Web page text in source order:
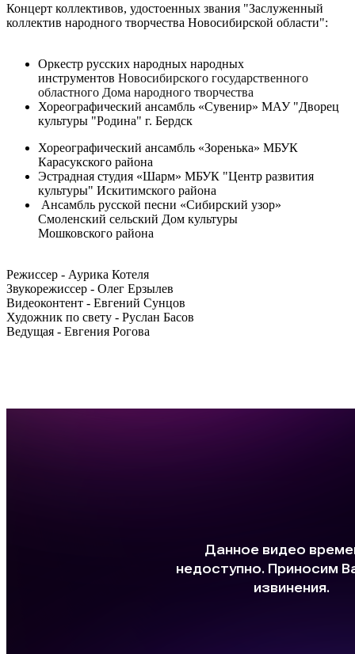
Концерт коллективов, удостоенных звания "Заслуженный
коллектив народного творчества Новосибирской области":
Оркестр русских народных народных
инструментов Новосибирского государственного
областного Дома народного творчества
Хореографический ансамбль «Сувенир» МАУ "Дворец
культуры "Родина" г. Бердск
Хореографический ансамбль «Зоренька» МБУК
Карасукского района
Эстрадная студия «Шарм» МБУК "Центр развития
культуры" Искитимского района
Ансамбль русской песни «Сибирский узор»
Смоленский сельский Дом культуры
Мошковского района
Режиссер - Аурика Котеля
Звукорежиссер - Олег Ерзылев
Видеоконтент - Евгений Сунцов
Художник по свету - Руслан Басов
Ведущая - Евгения Рогова